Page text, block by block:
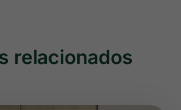
relacionados